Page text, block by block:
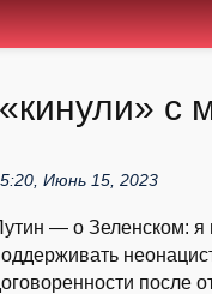
с
Июнь 15, 2023
— о Зеленском: я
после